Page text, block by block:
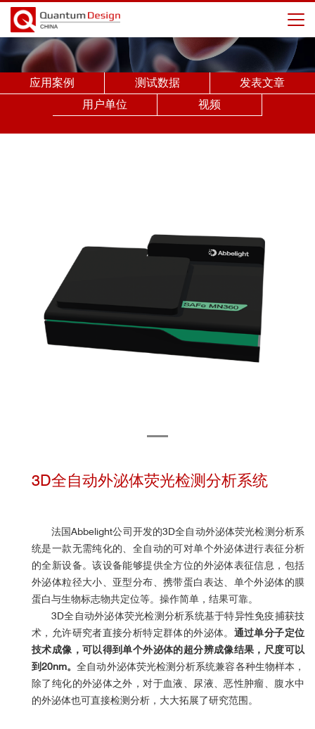
应用案例 测试数据
发表文章
用户单位
视频
3D全自动外泌体荧光检测分析系统
法国Abbelight公司开发的3D全自动外泌体荧光检测分析系
统是一款无需纯化的、全自动的可对单个外泌体进行表征分析
的全新设备。该设备能够提供全方位的外泌体表征信息，包括
外泌体粒径大小、亚型分布、携带蛋白表达、单个外泌体的膜
蛋白与生物标志物共定位等。操作简单，结果可靠。
3D全自动外泌体荧光检测分析系统基于特异性免疫捕获技
术，允许研究者直接分析特定群体的外泌体。 通过单分子定位
技术成像，可以得到单个外泌体的超分辨成像结果，尺度可以
到20nm。全自动外泌体荧光检测分析系统兼容各种生物样本，
除了纯化的外泌体之外，对于血液、尿液、恶性肿瘤、腹水中
的外泌体也可直接检测分析，大大拓展了研究范围。